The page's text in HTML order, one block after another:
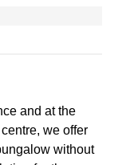
and at the
we offer
without